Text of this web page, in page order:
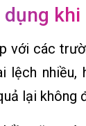
khi
với các
nhiều,
lại không